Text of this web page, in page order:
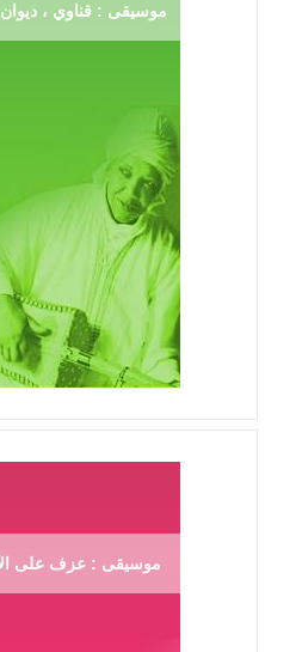
موسيقى : قناوي ،
موسيقى : عزف على